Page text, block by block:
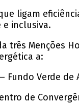
ligam
e inclusiva.
três Menções
a:
Fundo Verde de
de